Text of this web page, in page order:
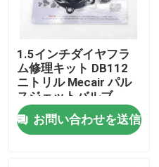
1.5インチダイヤフラ
ム修理キット DB112
ニトリル Mecair パル
スジェットバルブ
VNP212 VEM212 NBR
VITON VNP312
VEM312用
お問い合わせを送信